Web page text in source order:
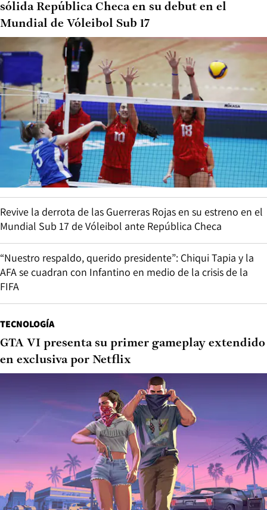
sólida República Checa en su debut en el
Mundial de Vóleibol Sub 17
Revive la derrota de las Guerreras Rojas en su estreno en el
Mundial Sub 17 de Vóleibol ante República Checa
“Nuestro respaldo, querido presidente”: Chiqui Tapia y la
AFA se cuadran con Infantino en medio de la crisis de la
FIFA
TECNOLOGÍA
GTA VI presenta su primer gameplay extendido
en exclusiva por Netflix